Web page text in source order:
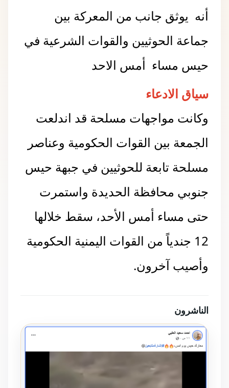
أنه يوثق جانب من المعركة بين
جماعة الحوثيين والقوات الشرعية في
حيس مساء أمس الاحد
سياق الادعاء
وكانت مواجهات مسلحة قد اندلعت
الجمعة بين القوات الحكومية وعناصر
مسلحة تابعة للحوثيين في جبهة حيس
جنوبي محافظة الحديدة واستمرت
حتى مساء أمس الأحد، سقط خلالها
12 جندياً من القوات اليمنية الحكومية
وأصيب آخرون.
الناشرون